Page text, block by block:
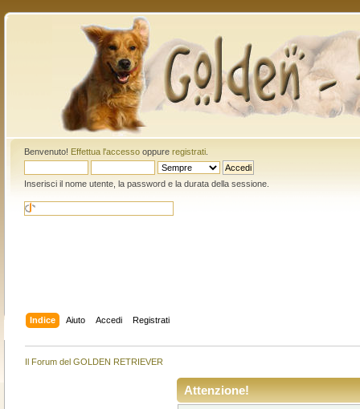
Benvenuto! Effettua l'accessooppure registrati.
Inserisci il nome utente, la password e la durata della sessione.
Indice Aiuto Accedi Registrati
Il Forum del GOLDEN RETRIEVER
Attenzione!